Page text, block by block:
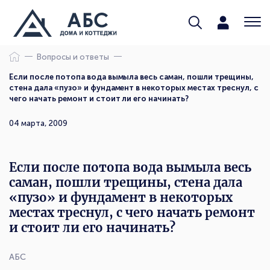
Вопросы и ответы
Если после потопа вода вымыла весь саман, пошли трещины,
стена дала «пузо» и фундамент в некоторых местах треснул, с
чего начать ремонт и стоит ли его начинать?
АБС
04 марта, 2009
Если после потопа вода вымыла весь
саман, пошли трещины, стена дала
«пузо» и фундамент в некоторых
местах треснул, с чего начать ремонт
и стоит ли его начинать?